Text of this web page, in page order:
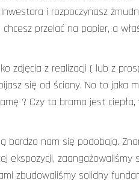
i rozpoczynasz
przelać na papier, a
zdjęcia z realizacji ( lub z
się od ściany. No to jaka
? Czy ta brama jest
bardzo nam się podobają.
ekspozycji, zaangażowaliśmy
zbudowaliśmy solidny